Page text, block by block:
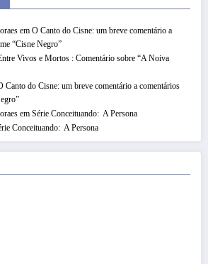
em O Canto do Cisne: um breve comentário a
“Cisne Negro”
Vivos e Mortos : Comentário sobre “A Noiva
Canto do Cisne: um breve comentário a comentários
em Série Conceituando: A Persona
Conceituando: A Persona